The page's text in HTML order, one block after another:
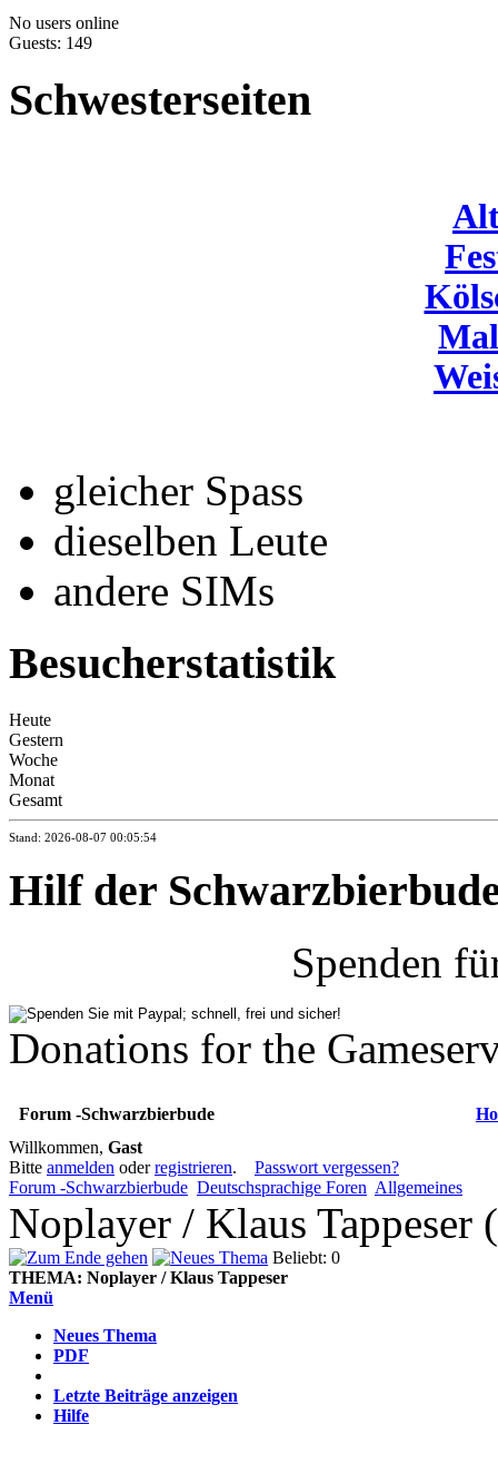
No users online
Guests: 149
Schwesterseiten
gleicher Spass
dieselben Leute
andere SIMs
Besucherstatistik
Heute
Gestern
Woche
Monat
Gesamt
Stand: 2026-08-07 00:05:54
Hilf der
Spenden
Donations for the
Forum -Schwarzbierbude
Willkommen, Gast
Bitte anmelden oderregistrieren. Passwort vergessen?
Forum -Schwarzbierbude Deutschsprachige Foren Allgemeines
Noplayer / Klaus Tappeser
Beliebt: 0
THEMA: Noplayer / Klaus Tappeser
Menü
Neues Thema
PDF
Letzte Beiträge anzeigen
Hilfe